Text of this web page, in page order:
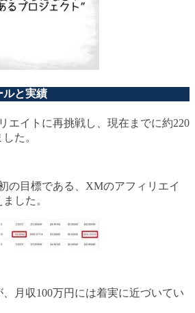
ルと実績
エイトに再挑戦し、現在までに約220
た。
の目標である、XMのアフィリエイ
した。
月収100万円には着実に近づいてい